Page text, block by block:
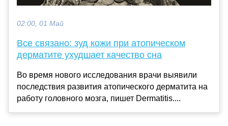
02:00, 01 Май
Все связано: зуд кожи при атопическом
дерматите ухудшает качество сна
Во время нового исследования врачи выявили
последствия развития атопического дерматита на
работу головного мозга, пишет Dermatitis....